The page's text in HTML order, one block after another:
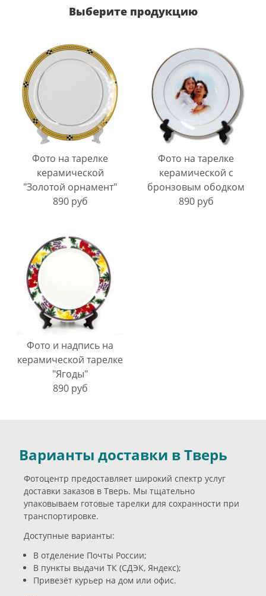
Выберите продукцию
Фото на тарелке
керамической
"Золотой орнамент"
890 руб
Фото на тарелке
керамической с
бронзовым ободком
890 руб
Фото и надпись на
керамической тарелке
"Ягоды"
890 руб
Варианты доставки в Тверь
Фотоцентр предоставляет широкий спектр услуг
доставки заказов в Тверь. Мы тщательно
упаковываем готовые тарелки для сохранности при
транспортировке.
Доступные варианты:
В отделение Почты России;
В пункты выдачи ТК (СДЭК, Яндекс);
Привезёт курьер на дом или офис.